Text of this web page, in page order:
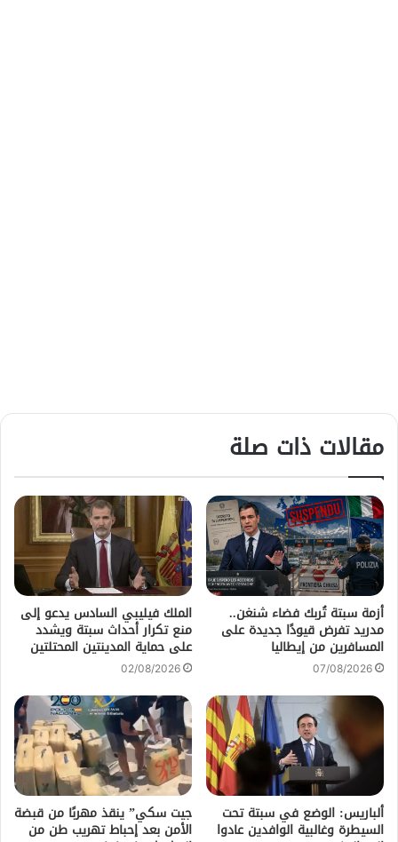
مقالات ذات صلة
أزمة سبتة تُربك فضاء شنغن..
مدريد تفرض قيودًا جديدة على
المسافرين من إيطاليا
07/08/2026
الملك فيليبي السادس يدعو إلى
منع تكرار أحداث سبتة ويشدد
على حماية المدينتين المحتلتين
02/08/2026
ألباريس: الوضع في سبتة تحت
السيطرة وغالبية الوافدين عادوا
جيت سكي” ينقذ مهربًا من قبضة
الأمن بعد إحباط تهريب طن من